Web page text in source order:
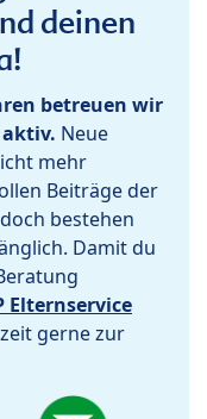
deinen
betreuen wir
Neue
mehr
Beiträge der
bestehen
Damit du
Elternservice
gerne zur